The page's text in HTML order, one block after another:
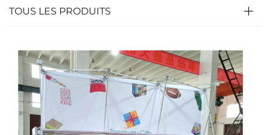
TOUS LES PRODUITS